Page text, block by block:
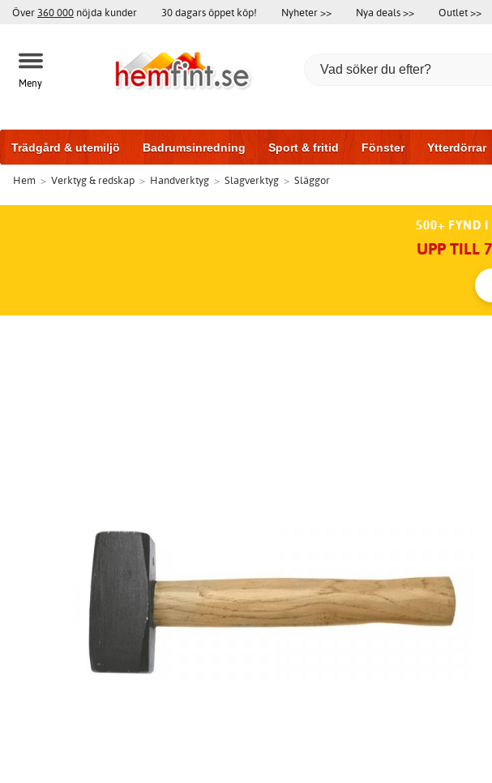
Över 360 000 nöjda kunder 30 dagars öppet köp! Nyheter >> Nya deals >> Outlet >>
Meny
Trädgård & utemiljö Badrumsinredning Sport & fritid Fönster Ytterdörrar
Badrumsmöbler Träningsutrustning Garageportar
Hem > Verktyg & redskap > Handverktyg > Slagverktyg > Släggor
500+ FYND I
UPP TILL